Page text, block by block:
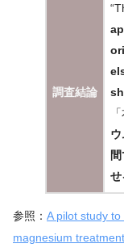
調査結論
せ
参照： A pilot study
magnesium